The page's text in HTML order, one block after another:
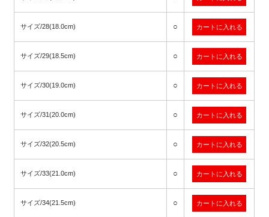
サイズ/28(18.0cm) ○
サイズ/29(18.5cm) ○
サイズ/30(19.0cm) ○
サイズ/31(20.0cm) ○
サイズ/32(20.5cm) ○
サイズ/33(21.0cm) ○
サイズ/34(21.5cm) ○